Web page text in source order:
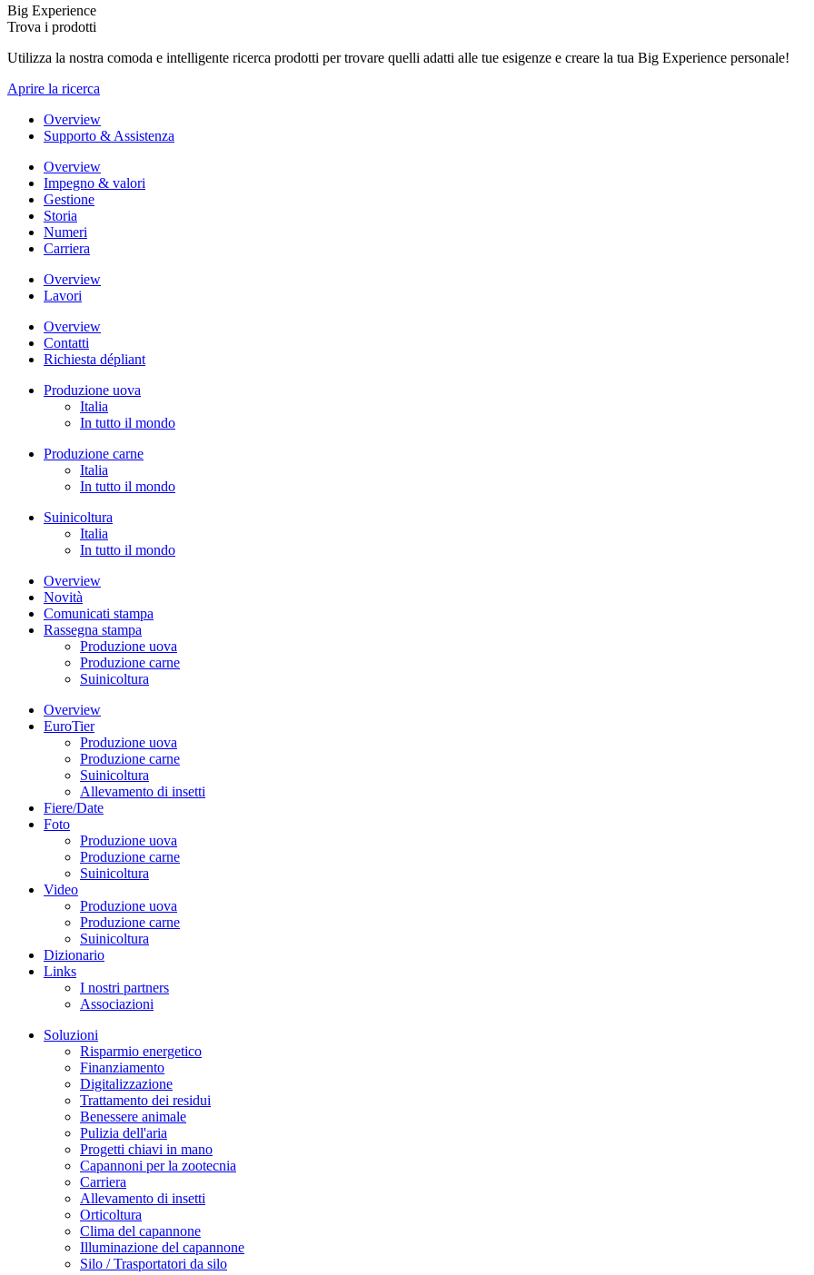
Big Experience
Trova i prodotti
Utilizza la nostra comoda e intelligente ricerca prodotti per trovare quelli adatti alle tue esigenze e creare la tua Big Experience personale!
Aprire la ricerca
Overview
Supporto & Assistenza
Overview
Impegno & valori
Gestione
Storia
Numeri
Carriera
Overview
Lavori
Overview
Contatti
Richiesta dépliant
Produzione uova
Italia
In tutto il mondo
Produzione carne
Italia
In tutto il mondo
Suinicoltura
Italia
In tutto il mondo
Overview
Novità
Comunicati stampa
Rassegna stampa
Produzione uova
Produzione carne
Suinicoltura
Overview
EuroTier
Produzione uova
Produzione carne
Suinicoltura
Allevamento di insetti
Fiere/Date
Foto
Produzione uova
Produzione carne
Suinicoltura
Video
Produzione uova
Produzione carne
Suinicoltura
Dizionario
Links
I nostri partners
Associazioni
Soluzioni
Risparmio energetico
Finanziamento
Digitalizzazione
Trattamento dei residui
Benessere animale
Pulizia dell'aria
Progetti chiavi in mano
Capannoni per la zootecnia
Carriera
Allevamento di insetti
Orticoltura
Clima del capannone
Illuminazione del capannone
Silo / Trasportatori da silo